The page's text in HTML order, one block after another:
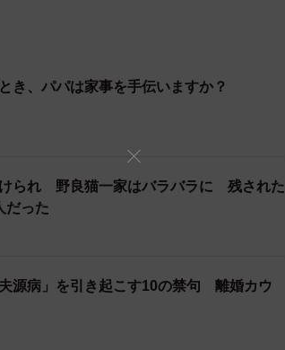
い」（32.6％）となりました。回答者の
いるから」「まるでわが家のようにゴロゴ
動かないパパたちの様子が浮かんできま
、「母がキッチンに入ってほしくないタ
いる」など、ママの実親の意向で手伝わな
とも言え、ママの親の価値観を尊重して
き、パパは家事を手伝いますか？
られ 野良猫一家はバラバラに 残された
人だった
源病」を引き起こす10の禁句 離婚カウ